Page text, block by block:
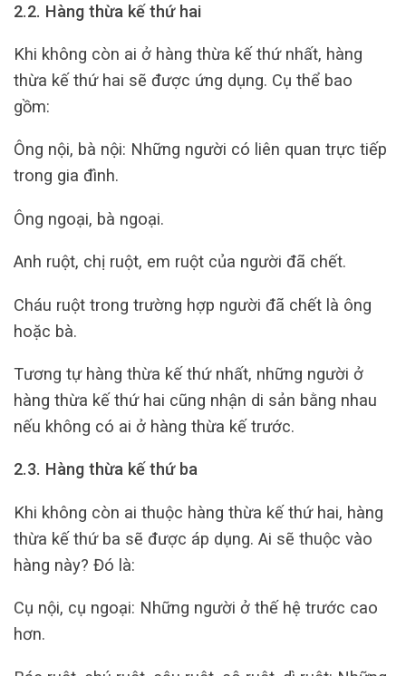
2.2. Hàng thừa kế thứ hai
Khi không còn ai ở hàng thừa kế thứ nhất, hàng
thừa kế thứ hai sẽ được ứng dụng. Cụ thể bao
gồm:
Ông nội, bà nội: Những người có liên quan trực tiếp
trong gia đình.
Ông ngoại, bà ngoại.
Anh ruột, chị ruột, em ruột của người đã chết.
Cháu ruột trong trường hợp người đã chết là ông
hoặc bà.
Tương tự hàng thừa kế thứ nhất, những người ở
hàng thừa kế thứ hai cũng nhận di sản bằng nhau
nếu không có ai ở hàng thừa kế trước.
2.3. Hàng thừa kế thứ ba
Khi không còn ai thuộc hàng thừa kế thứ hai, hàng
thừa kế thứ ba sẽ được áp dụng. Ai sẽ thuộc vào
hàng này? Đó là:
Cụ nội, cụ ngoại: Những người ở thế hệ trước cao
hơn.